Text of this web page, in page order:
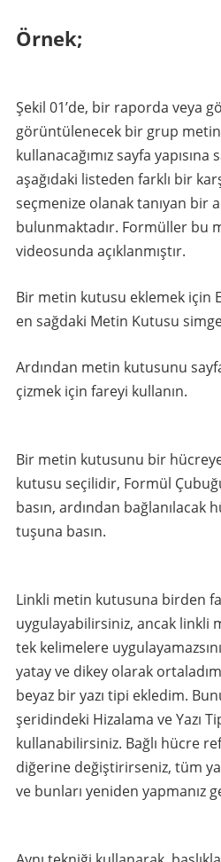
Örnek;
Şekil 01’de, bir raporda veya
görüntülenecek bir grup
kullanacağımız sayfa
aşağıdaki listeden farklı bir
seçmenize olanak tanıyan bir
bulunmaktadır. Formüller bu
videosunda açıklanmıştır.
Bir metin kutusu eklemek için
en sağdaki Metin Kutusu
Ardından metin kutusunu
çizmek için fareyi kullanın.
Bir metin kutusunu bir
kutusu seçilidir, Formül
basın, ardından bağlanılacak
tuşuna basın.
Linkli metin kutusuna birden
uygulayabilirsiniz, ancak linkli
tek kelimelere
yatay ve dikey olarak
beyaz bir yazı tipi ekledim.
şeridindeki Hizalama ve Yazı
kullanabilirsiniz. Bağlı hücre
diğerine değiştirirseniz, tüm
ve bunları yeniden yapmanız